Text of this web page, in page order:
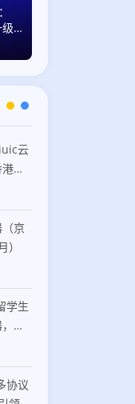
，
云
住
议，
京
学生
美
境
协议